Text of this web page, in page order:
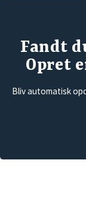
Fandt
Opret
Bliv automatisk